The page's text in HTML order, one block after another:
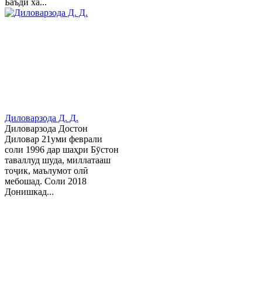
Баъди ха...
Диловарзода Д. Д.
Диловарзода Достон
Диловар 21уми феврали
соли 1996 дар шаҳри Бӯстон
таваллуд шуда, миллатааш
тоҷик, маълумот олӣ
мебошад. Соли 2018
Донишкад...